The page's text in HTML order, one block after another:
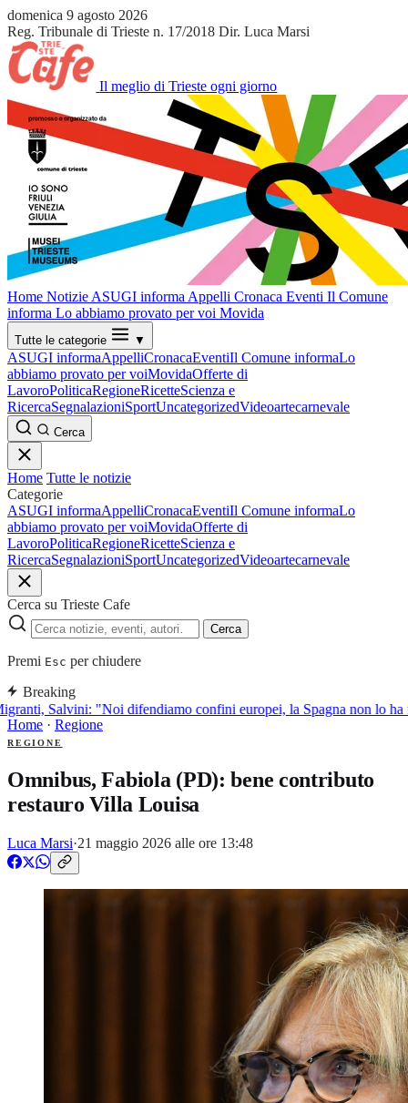
domenica 9 agosto 2026
Reg. Tribunale di Trieste n. 17/2018 Dir. Luca Marsi
Il meglio di Trieste ogni giorno
Home Notizie ASUGI informa Appelli Cronaca Eventi Il Comune
informa Lo abbiamo provato per voi Movida
Tutte le categorie ▼
ASUGI informaAppelliCronacaEventiIl Comune informaLo
abbiamo provato per voiMovidaOfferte di
LavoroPoliticaRegioneRicetteScienza e
RicercaSegnalazioniSportUncategorizedVideoartecarnevale
Cerca
Home Tutte le notizie
Categorie
ASUGI informaAppelliCronacaEventiIl Comune informaLo
abbiamo provato per voiMovidaOfferte di
LavoroPoliticaRegioneRicetteScienza e
RicercaSegnalazioniSportUncategorizedVideoartecarnevale
Cerca su Trieste Cafe
Cerca
Premi Esc per chiudere
Breaking
Salvini: "Noi difendiamo confini europei, la Spagna non lo
Home · Regione
REGIONE
Omnibus, Fabiola (PD): bene contributo
restauro Villa Louisa
Luca Marsi·21 maggio 2026 alle ore 13:48